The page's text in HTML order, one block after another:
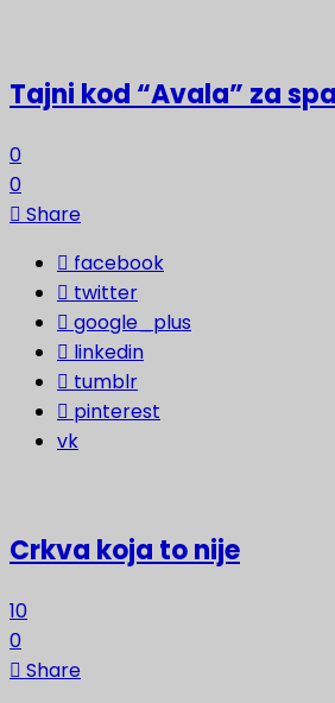
Tajni kod “Avala” za
0
0
Share
facebook
twitter
google_plus
linkedin
tumblr
pinterest
vk
Crkva koja to nije
10
0
Share